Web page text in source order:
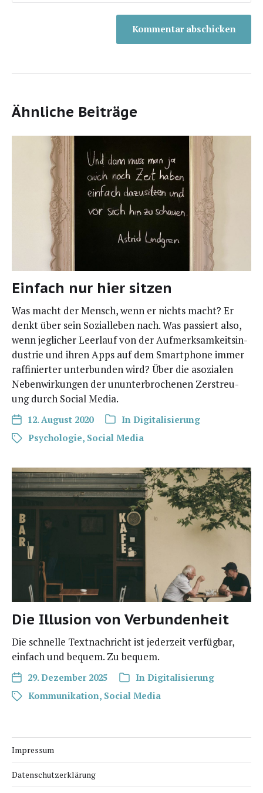
Ähnliche Beiträge
Einfach nur hier sitzen
Was macht der Mensch, wenn er nichts macht? Er
denkt über sein Sozi­al­le­ben nach. Was pas­siert also,
wenn jeg­li­cher Leer­lauf von der Auf­merk­sam­keits­in­
dus­trie und ihren Apps auf dem Smart­phone immer
raf­fi­nier­ter unter­bun­den wird? Über die aso­zia­len
Neben­wir­kun­gen der unun­ter­bro­che­nen Zer­streu­
ung durch Social Media.
12. August 2020 In Digitalisierung
Psychologie, Social Media
Die Illusion von Verbundenheit
Die schnel­le Text­nach­richt ist jeder­zeit ver­füg­bar,
ein­fach und bequem. Zu bequem.
29. Dezember 2025 In Digitalisierung
Kommunikation, Social Media
Impressum
Datenschutzerklärung